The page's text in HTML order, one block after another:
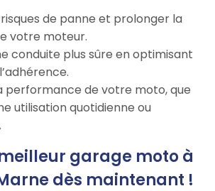
risques de panne et prolonger la
votre moteur.
conduite plus sûre en optimisant
performance de votre moto, que
utilisation quotidienne ou
garage moto à
dès maintenant !